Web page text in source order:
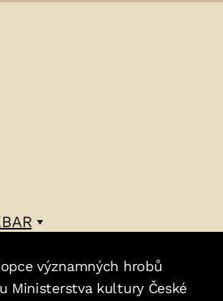
významných hrobů
Ministerstva kultury České